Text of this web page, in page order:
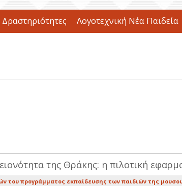
Λογοτεχνική Νέα Παιδεία
της Θράκης: η πιλοτική
του προγράμματος εκπαίδευσης των παιδιών της